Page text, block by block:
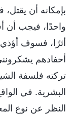
بإمكانه أن
أثرًا، فسوف
أحفادهم
تركته فلسفة
البشرية. في
النظر عن نوع